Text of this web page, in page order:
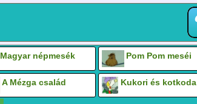
Magyar népmesék Pom Pom meséi
A Mézga család Kukori és kotkoda